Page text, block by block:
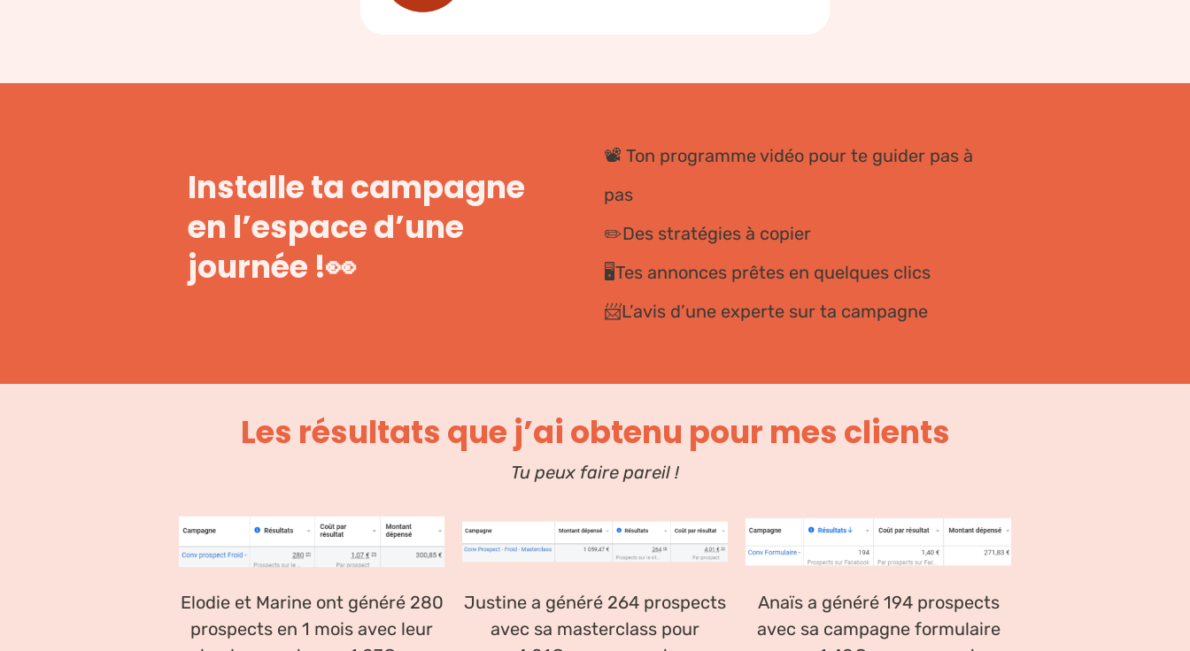
Installe ta campagne
en l’espace d’une
journée !👀
📽️ Ton programme vidéo pour te guider pas à
pas
✏️Des stratégies à copier
🖥️Tes annonces prêtes en quelques clics
📨L’avis d’une experte sur ta campagne
Les résultats que j’ai obtenu pour mes clients
Tu peux faire pareil !
Elodie et Marine ont généré 280
prospects en 1 mois avec leur
Justine a généré 264 prospects
avec sa masterclass pour
Anaïs a généré 194 prospects
avec sa campagne formulaire